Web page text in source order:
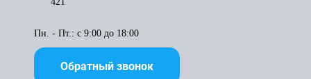
Пн. - Пт.: с 9:00 до 18:00
Обратный звонок